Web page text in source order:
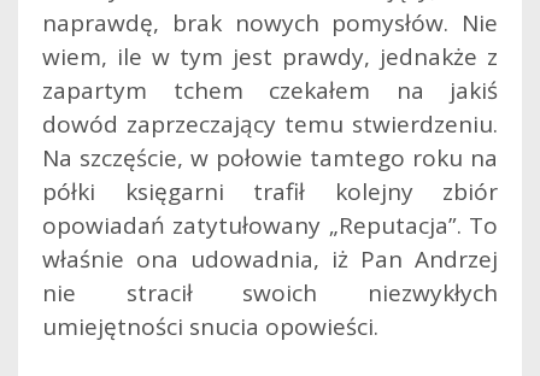
naprawdę, brak nowych pomysłów. Nie
wiem, ile w tym jest prawdy, jednakże z
zapartym tchem czekałem na jakiś
dowód zaprzeczający temu stwierdzeniu.
Na szczęście, w połowie tamtego roku na
półki księgarni trafił kolejny zbiór
opowiadań zatytułowany „Reputacja”. To
właśnie ona udowadnia, iż Pan Andrzej
nie stracił swoich niezwykłych
umiejętności snucia opowieści.